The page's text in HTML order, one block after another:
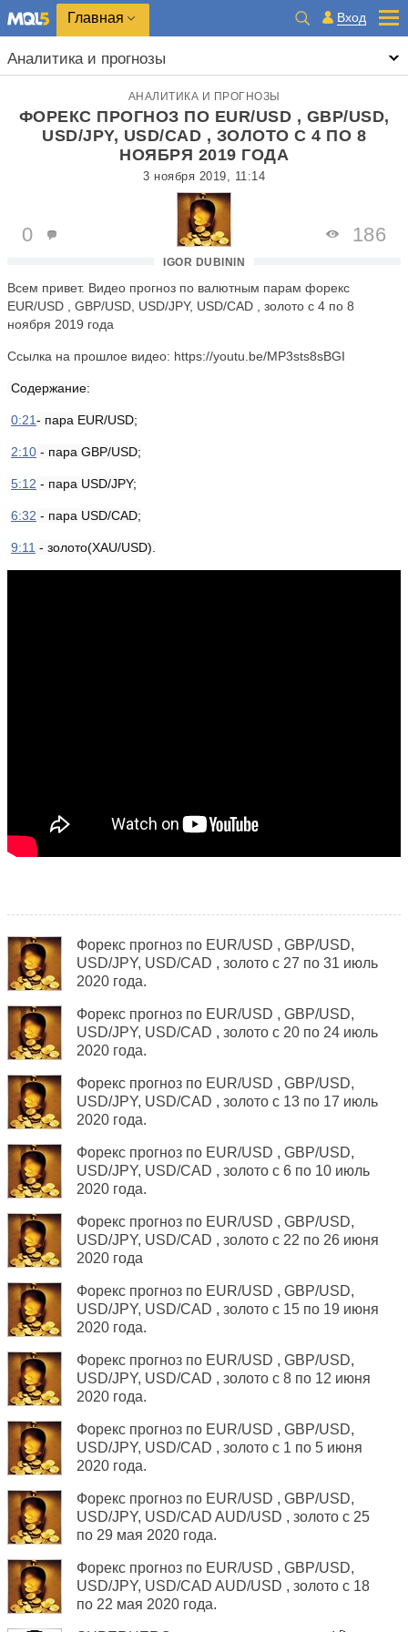
Главная Вход
Аналитика и прогнозы
АНАЛИТИКА И ПРОГНОЗЫ
ФОРЕКС ПРОГНОЗ ПО EUR/USD , GBP/USD,
USD/JPY, USD/САD , ЗОЛОТО С 4 ПО 8
НОЯБРЯ 2019 ГОДА
3 ноября 2019, 11:14
IGOR DUBININ
0 186
Всем привет. Видео прогноз по валютным парам форекс
EUR/USD , GBP/USD, USD/JPY, USD/САD , золото с 4 по 8
ноября 2019 года
Ссылка на прошлое видео: https://youtu.be/MP3sts8sBGI
Содержание:
0:21- пара EUR/USD;
2:10 - пара GBP/USD;
5:12 - пара USD/JPY;
6:32 - пара USD/САD;
9:11 - золото(XАU/USD).
Форекс прогноз по EUR/USD , GBP/USD,
USD/JPY, USD/САD , золото с 27 по 31 июль
2020 года.
Форекс прогноз по EUR/USD , GBP/USD,
USD/JPY, USD/САD , золото с 20 по 24 июль
2020 года.
Форекс прогноз по EUR/USD , GBP/USD,
USD/JPY, USD/САD , золото с 13 по 17 июль
2020 года.
Форекс прогноз по EUR/USD , GBP/USD,
USD/JPY, USD/САD , золото с 6 по 10 июль
2020 года.
Форекс прогноз по EUR/USD , GBP/USD,
USD/JPY, USD/САD , золото с 22 по 26 июня
2020 года
Форекс прогноз по EUR/USD , GBP/USD,
USD/JPY, USD/САD , золото с 15 по 19 июня
2020 года.
Форекс прогноз по EUR/USD , GBP/USD,
USD/JPY, USD/САD , золото с 8 по 12 июня
2020 года.
Форекс прогноз по EUR/USD , GBP/USD,
USD/JPY, USD/САD , золото с 1 по 5 июня
2020 года.
Форекс прогноз по EUR/USD , GBP/USD,
USD/JPY, USD/САD AUD/USD , золото с 25
по 29 мая 2020 года.
Форекс прогноз по EUR/USD , GBP/USD,
USD/JPY, USD/САD AUD/USD , золото с 18
по 22 мая 2020 года.